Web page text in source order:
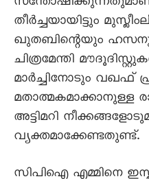
തീർച്ചയായിട്ടും
ഖുതബിന്റെയും
ചിത്രമേന്തി
മാർച്ചിനോടും വഖഫ്
മതാത്മകമാക്കാനുള്ള
അട്ടിമറി
വ്യക്തമാക്കേണ്ടതുണ്ട്.
സിപിഐ എമ്മിനെ